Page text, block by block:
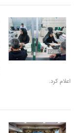
اعلام کرد.